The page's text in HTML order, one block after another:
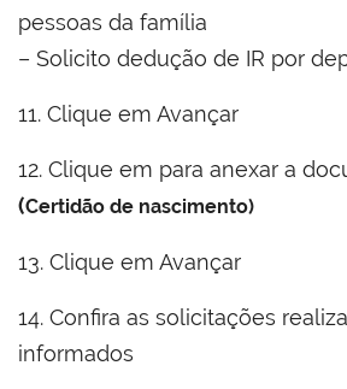
pessoas da família
– Solicito dedução de IR por
11. Clique em Avançar
12. Clique em para anexar a
(Certidão de nascimento)
13. Clique em Avançar
14. Confira as solicitações
informados